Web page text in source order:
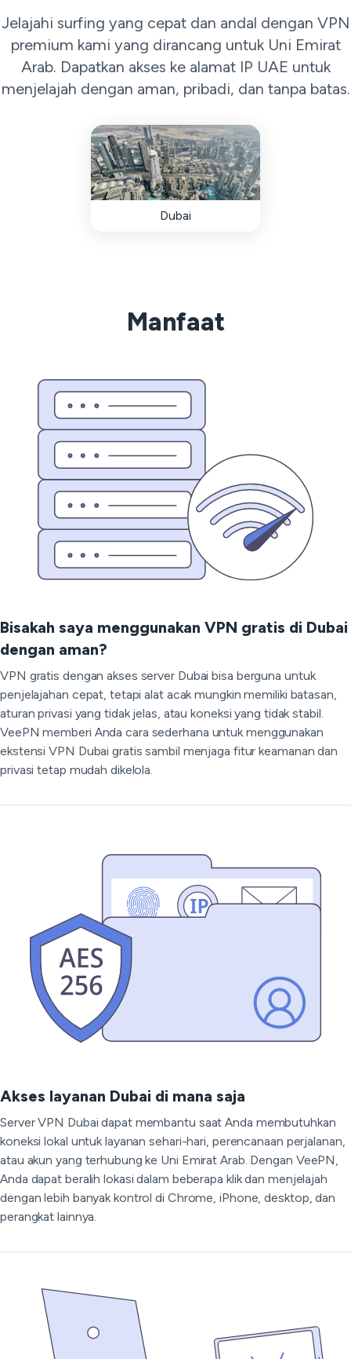
Jelajahi surfing yang cepat dan andal dengan VPN
premium kami yang dirancang untuk Uni Emirat
Arab. Dapatkan akses ke alamat IP UAE untuk
menjelajah dengan aman, pribadi, dan tanpa batas.
Dubai
Manfaat
Bisakah saya menggunakan VPN gratis di Dubai
dengan aman?
VPN gratis dengan akses server Dubai bisa berguna untuk
penjelajahan cepat, tetapi alat acak mungkin memiliki batasan,
aturan privasi yang tidak jelas, atau koneksi yang tidak stabil.
VeePN memberi Anda cara sederhana untuk menggunakan
ekstensi VPN Dubai gratis sambil menjaga fitur keamanan dan
privasi tetap mudah dikelola.
Akses layanan Dubai di mana saja
Server VPN Dubai dapat membantu saat Anda membutuhkan
koneksi lokal untuk layanan sehari-hari, perencanaan perjalanan,
atau akun yang terhubung ke Uni Emirat Arab. Dengan VeePN,
Anda dapat beralih lokasi dalam beberapa klik dan menjelajah
dengan lebih banyak kontrol di Chrome, iPhone, desktop, dan
perangkat lainnya.